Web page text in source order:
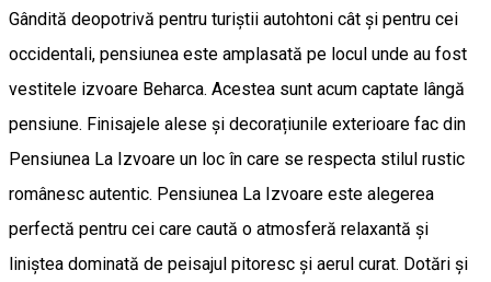
Gândită deopotrivă pentru turiștii autohtoni cât și pentru cei
occidentali, pensiunea este amplasată pe locul unde au fost
vestitele izvoare Beharca. Acestea sunt acum captate lângă
pensiune. Finisajele alese și decorațiunile exterioare fac din
Pensiunea La Izvoare un loc în care se respecta stilul rustic
românesc autentic. Pensiunea La Izvoare este alegerea
perfectă pentru cei care caută o atmosferă relaxantă și
liniștea dominată de peisajul pitoresc și aerul curat. Dotări și